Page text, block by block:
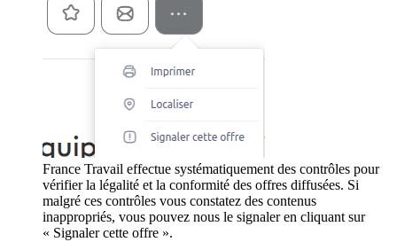
France Travail effectue systématiquement des contrôles pour
vérifier la légalité et la conformité des offres diffusées. Si
malgré ces contrôles vous constatez des contenus
inappropriés, vous pouvez nous le signaler en cliquant sur
« Signaler cette offre ».